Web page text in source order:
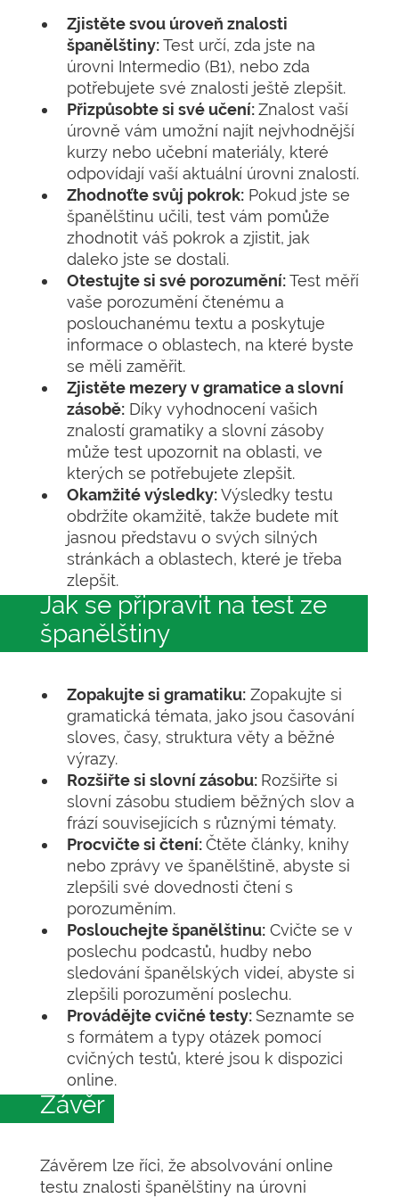
Zjistěte svou úroveň znalosti
španělštiny:Test určí, zda jste na
úrovni Intermedio (B1), nebo zda
potřebujete své znalosti ještě zlepšit.
Přizpůsobte si své učení:Znalost vaší
úrovně vám umožní najít nejvhodnější
kurzy nebo učební materiály, které
odpovídají vaší aktuální úrovni znalostí.
Zhodnoťte svůj pokrok: Pokud jste se
španělštinu učili, test vám pomůže
zhodnotit váš pokrok a zjistit, jak
daleko jste se dostali.
Otestujte si své porozumění:Test měří
vaše porozumění čtenému a
poslouchanému textu a poskytuje
informace o oblastech, na které byste
se měli zaměřit.
Zjistěte mezery v gramatice a slovní
zásobě: Díky vyhodnocení vašich
znalostí gramatiky a slovní zásoby
může test upozornit na oblasti, ve
kterých se potřebujete zlepšit.
Okamžité výsledky:Výsledky testu
obdržíte okamžitě, takže budete mít
jasnou představu o svých silných
stránkách a oblastech, které je třeba
zlepšit.
Jak se připravit na test ze
španělštiny
Zopakujte si gramatiku: Zopakujte si
gramatická témata, jako jsou časování
sloves, časy, struktura věty a běžné
výrazy.
Rozšiřte si slovní zásobu: Rozšiřte si
slovní zásobu studiem běžných slov a
frází souvisejících s různými tématy.
Procvičte si čtení:Čtěte články, knihy
nebo zprávy ve španělštině, abyste si
zlepšili své dovednosti čtení s
porozuměním.
Poslouchejte španělštinu: Cvičte se v
poslechu podcastů, hudby nebo
sledování španělských videí, abyste si
zlepšili porozumění poslechu.
Provádějte cvičné testy:Seznamte se
s formátem a typy otázek pomocí
cvičných testů, které jsou k dispozici
online.
Závěr
Závěrem lze říci, že absolvování online
testu znalosti španělštiny na úrovni